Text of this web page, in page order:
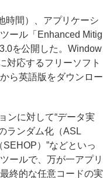
間）、アプリケーシ
ール「Enhanced Mitig
を公開した。Window
対応するフリーソフト
ら英語版をダウンロー
ンに対して“データ実
ランダム化（ASL
）”などといっ
ールで、万が一アプリ
終的な任意コードの実